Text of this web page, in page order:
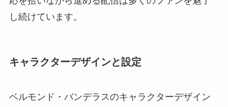
し続けています。
キャラクターデザインと設定
ベルモンド・バンデラスのキャラクターデザイン